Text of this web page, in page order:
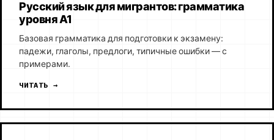
Русский язык для мигрантов: грамматика
уровня А1
Базовая грамматика для подготовки к экзамену:
падежи, глаголы, предлоги, типичные ошибки — с
примерами.
ЧИТАТЬ →